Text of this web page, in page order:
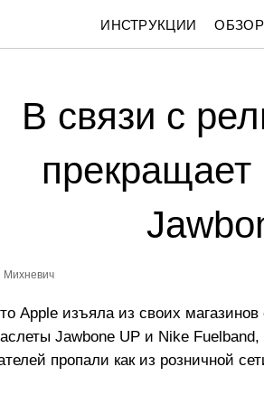
ИНСТРУКЦИИ
В связи с
Михневич
Apple изъяла из своих
Jawbone UP и Nike
пропали как из розничной